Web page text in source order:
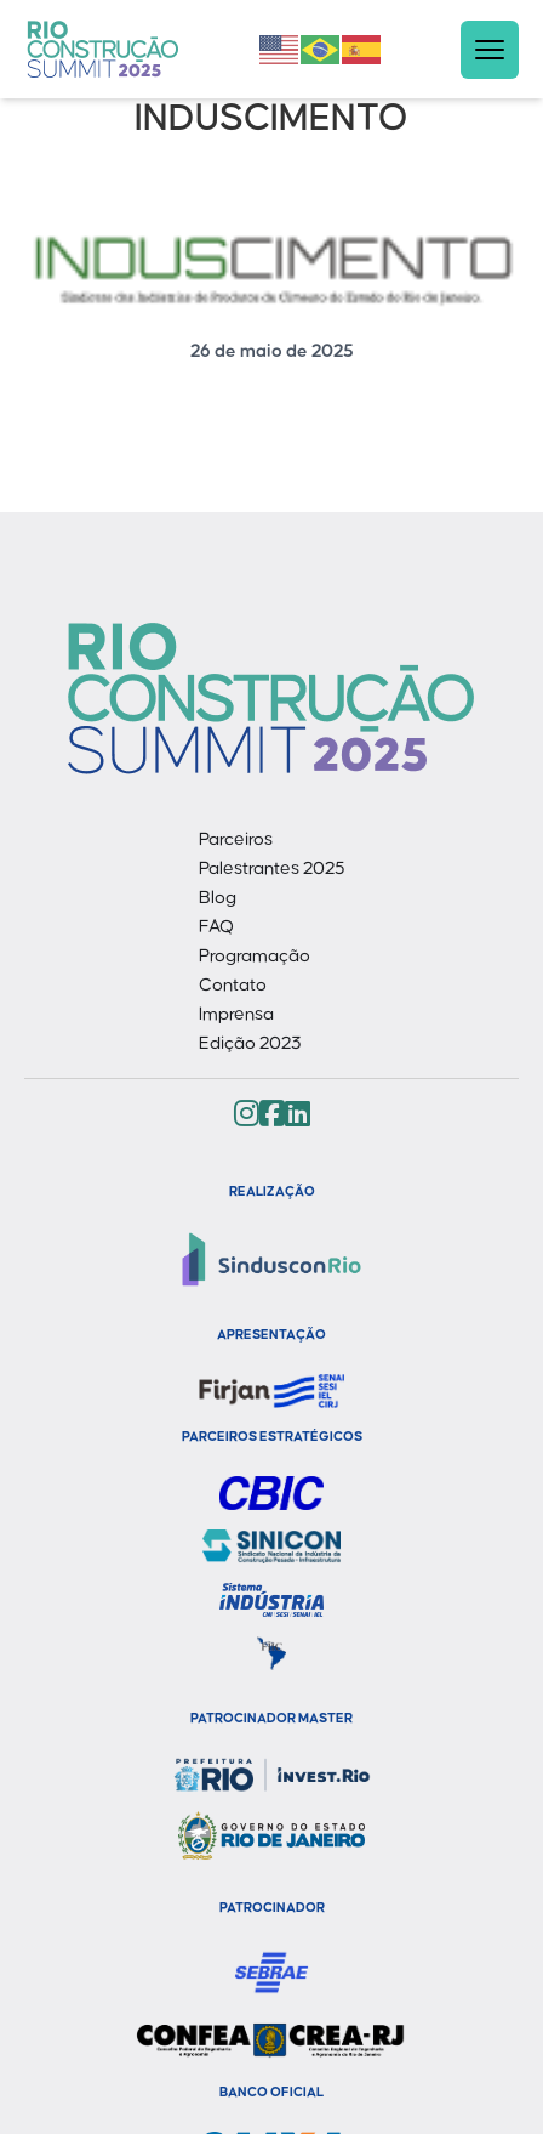
INDUSCIMENTO
26 de maio de 2025
Parceiros
Palestrantes 2025
Blog
FAQ
Programação
Contato
Imprensa
Edição 2023
REALIZAÇÃO
APRESENTAÇÃO
PARCEIROS ESTRATÉGICOS
PATROCINADOR MASTER
PATROCINADOR
BANCO OFICIAL